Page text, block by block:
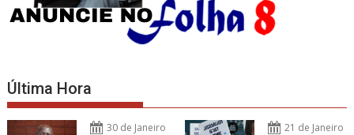
Última Hora
30 de Janeiro
21 de Janeiro